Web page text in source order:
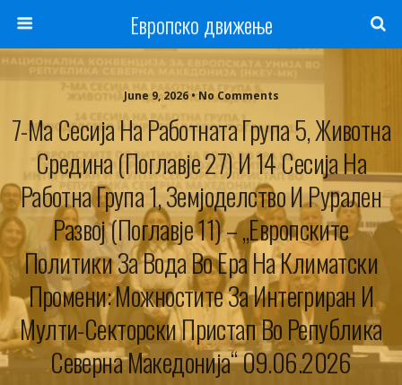
Европско движење
June 9, 2026 • No Comments
7-Ма Сесија На Работната Група 5, Животна
Средина (Поглавје 27) И 14 Сесија На
Работна Група 1, Земјоделство И Рурален
Развој (Поглавје 11) – „Европските
Политики За Вода Во Ера На Климатски
Промени: Можностите За Интегриран И
Мулти-Секторски Пристап Во Република
Северна Македонија“ 09.06.2026